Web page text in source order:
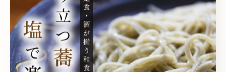
ワサビ塩の作り方とおすすめの混ぜ方
ワサビ塩は、ワサビの爽やかな辛味と塩のまろやかさが
絶妙に組み合わさった調味料です。基本的な作り方は、